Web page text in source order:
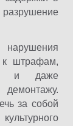
к штрафам,
и даже
за собой